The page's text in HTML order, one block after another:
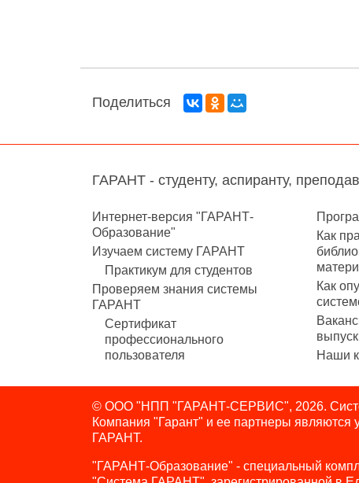
Поделиться
ГАРАНТ - студенту, аспиранту,
Интернет-версия "ГАРАНТ-
Образование"
Изучаем систему ГАРАНТ
Практикум для студентов
Проверяем знания системы
ГАРАНТ
Сертификат
профессионального
пользователя
Как
Как
Наши
© ООО "НПП "ГАРАНТ-СЕРВИС", 2026.
Компания "Гарант" и ее партнеры являются
ГАРАНТ.
"ГАРАНТ-Образование" - специальный